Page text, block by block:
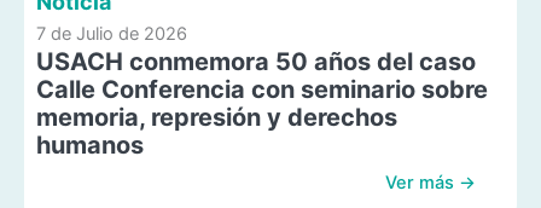
7 de Julio de 2026
USACH conmemora 50 años del caso
Calle Conferencia con seminario sobre
memoria, represión y derechos
humanos
Ver más →